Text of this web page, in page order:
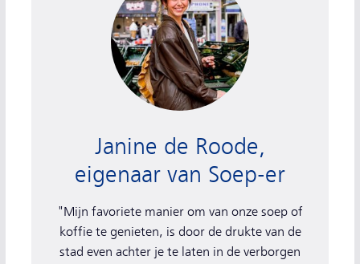
"Mijn favoriete manier om van onze soep of
koffie te genieten, is door de drukte van de
stad even achter je te laten in de verborgen
Janine de Roode,
eigenaar van Soep-er